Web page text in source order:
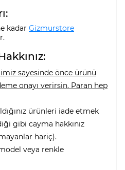
kadar Gizmurstore
sayesinde önce ürünü
onayı verirsin. Paran hep
ürünleri iade etmek
gibi cayma hakkınız
hariç).
veya renkle